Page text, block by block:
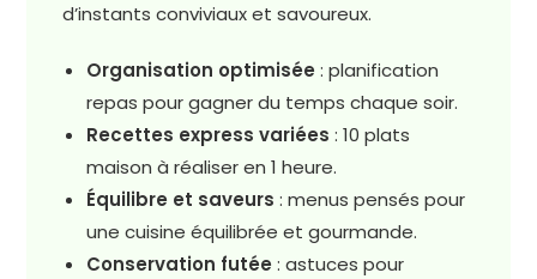
d’instants conviviaux et savoureux.
Organisation optimisée : planification
repas pour gagner du temps chaque soir.
Recettes express variées : 10 plats
maison à réaliser en 1 heure.
Équilibre et saveurs : menus pensés pour
une cuisine équilibrée et gourmande.
Conservation futée : astuces pour